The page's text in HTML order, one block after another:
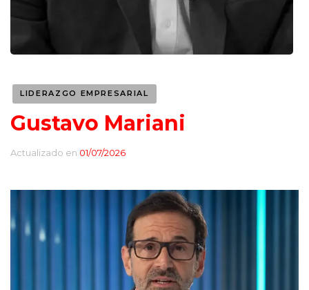
LIDERAZGO EMPRESARIAL
Gustavo Mariani
Actualizado en 01/07/2026